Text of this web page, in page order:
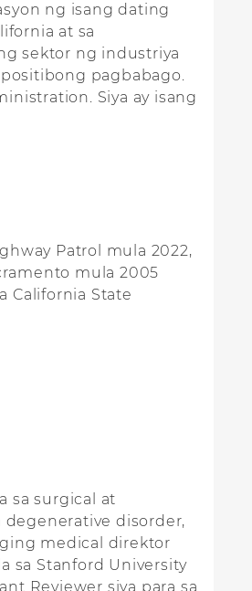
ng isang dating
at sa
sektor ng industriya
pagbabago.
Siya ay isang
Patrol mula 2022,
mula 2005
California State
sa surgical at
disorder,
medical direktor
sa Stanford University
Reviewer siya para sa